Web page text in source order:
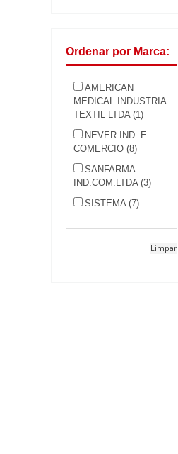
Ordenar por Marca:
AMERICAN
MEDICAL INDUSTRIA
TEXTIL LTDA (1)
NEVER IND. E
COMERCIO (8)
SANFARMA
IND.COM.LTDA (3)
SISTEMA (7)
Limpar